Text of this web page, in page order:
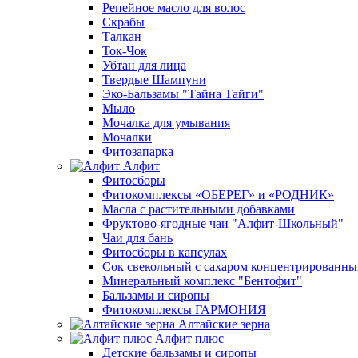
Репейное масло для волос
Скрабы
Талкан
Ток-Чок
Убтан для лица
Твердые Шампуни
Эко-Бальзамы "Тайна Тайги"
Мыло
Мочалка для умывания
Мочалки
Фитозапарка
Алфит
Фитосборы
Фитокомплексы «ОБЕРЕГ» и «РОДНИК»
Масла с растительными добавками
Фруктово-ягодные чаи "Алфит-Школьный"
Чаи для бань
Фитосборы в капсулах
Сок свекольный с сахаром
Минеральный комплекс "Бентофит"
Бальзамы и сиропы
Фитокомплексы ГАРМОНИЯ
Алтайские зерна
Алфит плюс
Детские бальзамы и сиропы